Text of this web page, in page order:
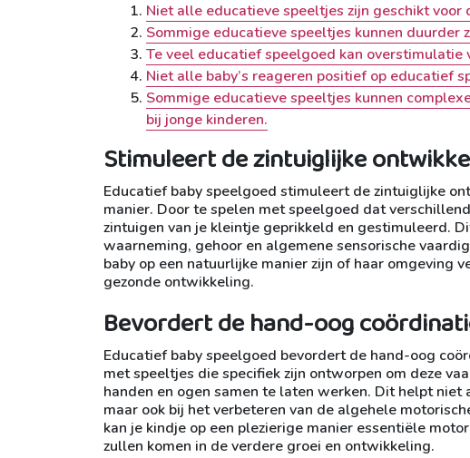
Niet alle educatieve speeltjes zijn geschikt
Sommige educatieve speeltjes kunnen duurder
Te veel educatief speelgoed kan overstimulatie
Niet alle baby’s reageren positief op educatief
Sommige educatieve speeltjes kunnen
bij jonge kinderen.
Stimuleert de zintuiglijke
Educatief baby speelgoed stimuleert de zintuiglijke
manier. Door te spelen met speelgoed dat
zintuigen van je kleintje geprikkeld en gestimuleerd.
waarneming, gehoor en algemene sensorische
baby op een natuurlijke manier zijn of haar omgeving
gezonde ontwikkeling.
Bevordert de hand-oog
Educatief baby speelgoed bevordert de hand-oog
met speeltjes die specifiek zijn ontworpen om deze
handen en ogen samen te laten werken. Dit helpt
maar ook bij het verbeteren van de algehele
kan je kindje op een plezierige manier essentiële
zullen komen in de verdere groei en ontwikkeling.